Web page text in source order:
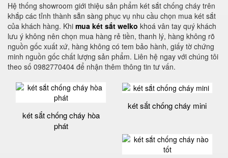
Hệ thống showroom giới thiệu sản phẩm két sắt chống cháy trên
khắp các tỉnh thành sẵn sàng phục vụ nhu cầu chọn mua két sắt
của khách hàng. Khi mua két sắt welko khoá vân tay quý khách
lưu ý không nên chọn mua hàng rẻ tiền, thanh lý, hàng không rõ
nguồn gốc xuất xứ, hàng không có tem bảo hành, giấy tờ chứng
minh nguồn gốc chất lượng sản phẩm. Liên hệ ngay với chúng tôi
theo số 0982770404 để nhận thêm thông tin tư vấn.
két sắt chống cháy hòa
phát
két sắt chống cháy mini